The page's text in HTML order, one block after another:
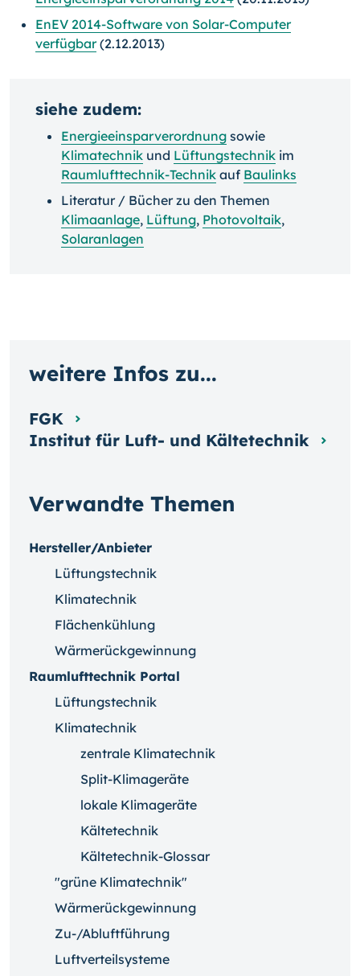
EnEV 2014-Software von Solar-Computer
verfügbar(2.12.2013)
siehe zudem:
Energieeinsparverordnung sowie
Klimatechnik und Lüftungstechnik im
Raumlufttechnik-Technik auf Baulinks
Literatur / Bücher zu den Themen
Klimaanlage, Lüftung, Photovoltaik,
Solaranlagen
Verwandte Themen
Hersteller/Anbieter
Lüftungstechnik
Klimatechnik
Flächenkühlung
Wärmerückgewinnung
Raumlufttechnik Portal
Lüftungstechnik
Klimatechnik
zentrale Klimatechnik
Split-Klimageräte
lokale Klimageräte
Kältetechnik
Kältetechnik-Glossar
"grüne Klimatechnik"
Wärmerückgewinnung
Zu-/Abluftführung
Luftverteilsysteme
weitere Infos zu...
FGK
Institut für Luft- und Kältetechnik